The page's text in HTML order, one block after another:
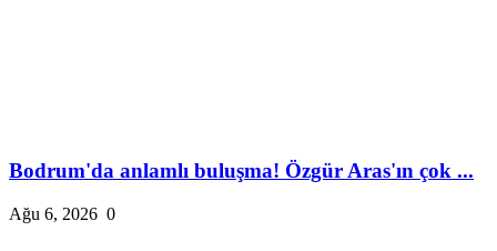
Bodrum'da anlamlı buluşma! Özgür Aras'ın çok ...
Ağu 6, 2026 0